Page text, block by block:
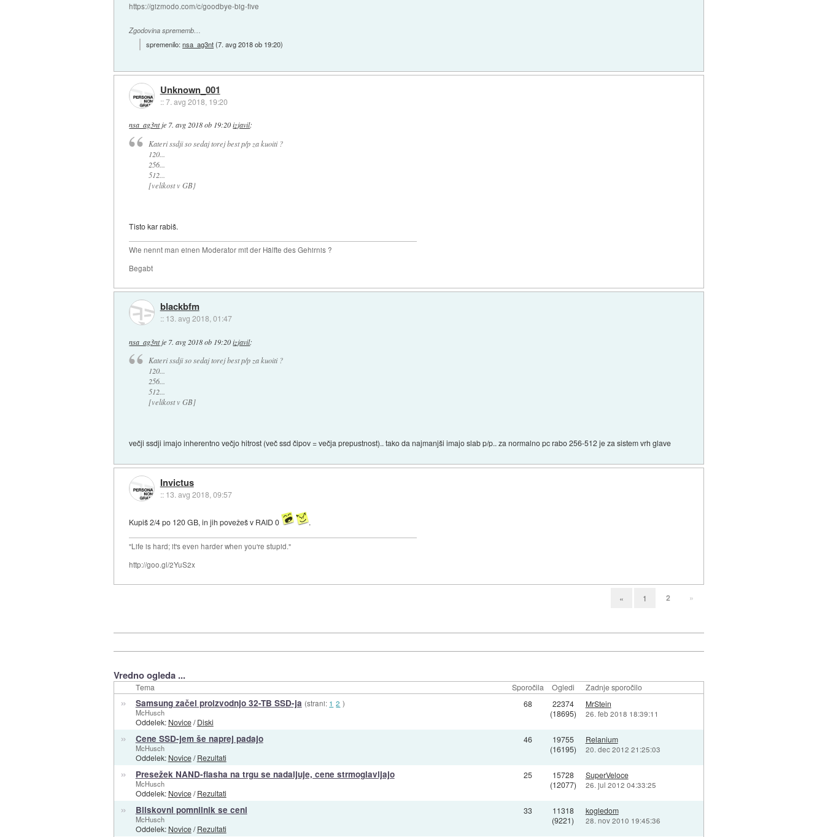
https://gizmodo.com/c/goodbye-big-five
Zgodovina sprememb…
spremenilo:nsa_ag3nt(7. avg 2018 ob 19:20)
Unknown_001
::7. avg 2018, 19:20
nsa_ag3ntje 7. avg 2018 ob 19:20 izjavil:
Kateri ssdji so sedaj torej best p/p za kuoiti ?
120...
256...
512...
[velikost v GB}
Tisto kar rabiš.
Wie nennt man einen Moderator mit der Hälfte des Gehirnis ?
Begabt
blackbfm
:: 13. avg 2018, 01:47
nsa_ag3ntje 7. avg 2018 ob 19:20 izjavil:
Kateri ssdji so sedaj torej best p/p za kuoiti ?
120...
256...
512...
[velikost v GB]
večji ssdji imajo inherentno večjo hitrost (več ssd čipov = večja prepustnost).. tako da najmanjši imajo slab p/p.. za normalno pc rabo 256-512 je za sistem vrh glave
Invictus
:: 13. avg 2018, 09:57
Kupiš 2/4 po 120 GB, in jih povežeš v RAID 0 .
"Life is hard; it's even harder when you're stupid."
http://goo.gl/2YuS2x
« 1 2 »
Vredno ogleda ...
Tema Sporočila Ogledi Zadnje sporočilo
» Samsung začel proizvodnjo 32-TB SSD-ja (strani: 1 2 )
McHusch
Oddelek: Novice/Diski
68
22374
(18695)
MrStein
26. feb 2018 18:39:11
» Cene SSD-jem še naprej padajo
McHusch
Oddelek: Novice/Rezultati
46
19755
(16195)
Relanium
20. dec 2012 21:25:03
» Presežek NAND-flasha na trgu se nadaljuje, cene strmoglavljajo
McHusch
Oddelek: Novice/Rezultati
25
15728
(12077)
SuperVeloce
26. jul 2012 04:33:25
» Bliskovni pomnilnik se ceni
McHusch
Oddelek: Novice/Rezultati
33
11318
(9221)
kogledom
28. nov 2010 19:45:36